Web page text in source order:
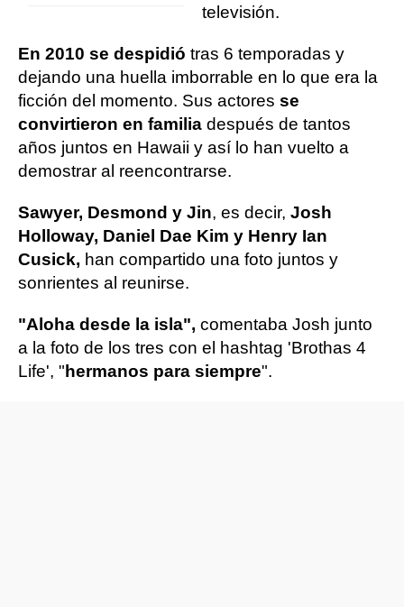
televisión.
En 2010 se despidió tras 6 temporadas y
dejando una huella imborrable en lo que era la
ficción del momento. Sus actores se
convirtieron en familia después de tantos
años juntos en Hawaii y así lo han vuelto a
demostrar al reencontrarse.
Sawyer, Desmond y Jin, es decir, Josh
Holloway, Daniel Dae Kim y Henry Ian
Cusick, han compartido una foto juntos y
sonrientes al reunirse.
"Aloha desde la isla", comentaba Josh junto
a la foto de los tres con el hashtag 'Brothas 4
Life', "hermanos para siempre".